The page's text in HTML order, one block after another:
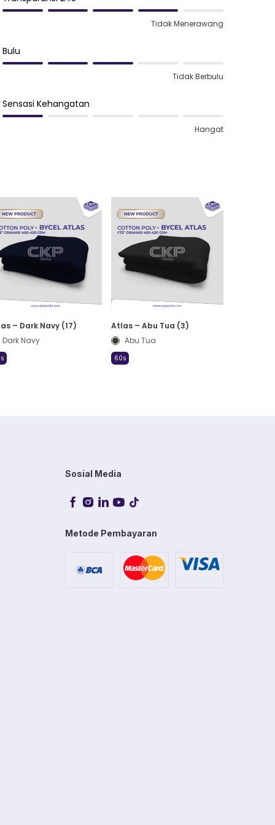
Tidak Menerawang
Bulu
Tidak Berbulu
Sensasi Kehangatan
Hangat
– Dark Navy (17)
Dark Navy
Atlas – Abu Tua (3)
Abu Tua
60s
Sosial Media
Metode Pembayaran